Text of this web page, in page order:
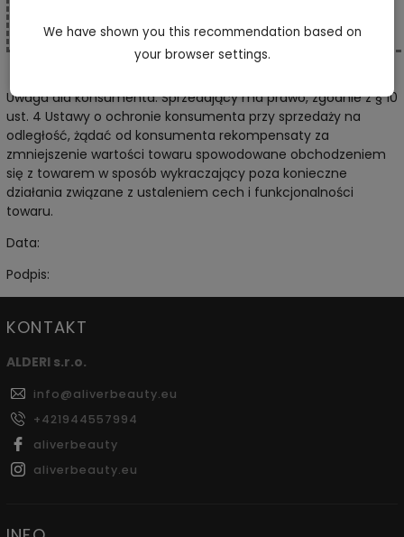
Uwaga dla konsumenta: Sprzedający ma prawo, zgodnie z § 10
ust. 4 Ustawy o ochronie konsumenta przy sprzedaży na
odległość, żądać od konsumenta rekompensaty za
zmniejszenie wartości towaru spowodowane obchodzeniem
się z towarem w sposób wykraczający poza konieczne
działania związane z ustaleniem cech i funkcjonalności
towaru.
Data:
Podpis:
KONTAKT
ALDERI s.r.o.
info@aliverbeauty.eu
+421944557994
aliverbeauty
aliverbeauty.eu
We have shown you this recommendation based on
your browser settings.